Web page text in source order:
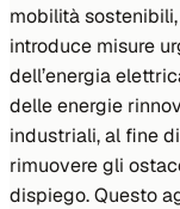
mobilità
introduce misure
dell’energia
delle energie
industriali, al fine
rimuovere gli
dispiego. Questo